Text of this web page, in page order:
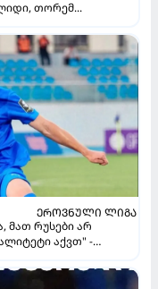
თორემ...
ᲔᲠᲝᲕᲜᲣᲚᲘ ᲚᲘᲒᲐ
მათ რუსები არ
აქვთ" -